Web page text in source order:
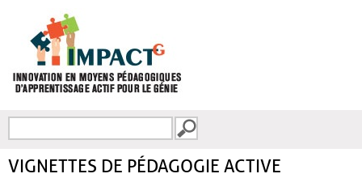
FORMULAIRE DE
VIGNETTES DE PÉDAGOGIE ACTIVE